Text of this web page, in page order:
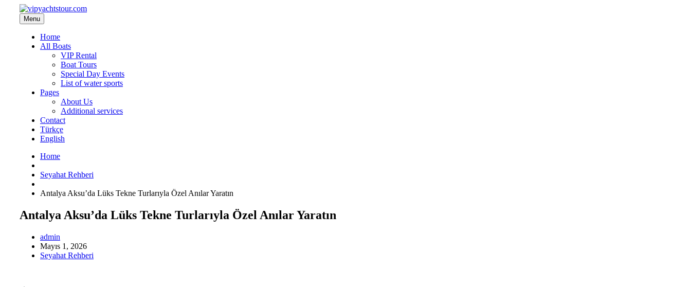
Menu
Home
All Boats
VIP Rental
Boat Tours
Special Day Events
List of water sports
Pages
About Us
Additional services
Contact
Türkçe
English
Home
Seyahat Rehberi
Antalya Aksu’da Lüks Tekne Turlarıyla Özel Anılar Yaratın
Antalya Aksu’da Lüks Tekne Turlarıyla Özel Anılar Yaratın
admin
Mayıs 1, 2026
Seyahat Rehberi